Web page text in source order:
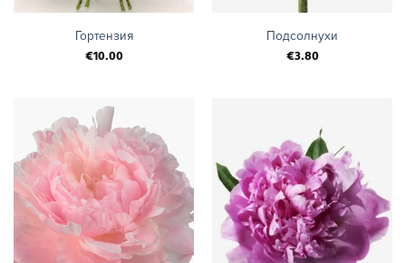
Гортензия
€10.00
Подсолнухи
€3.80